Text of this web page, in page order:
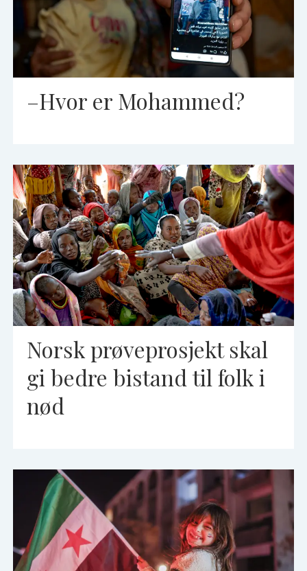
–Hvor er Mohammed?
Norsk prøveprosjekt skal
gi bedre bistand til folk i
nød